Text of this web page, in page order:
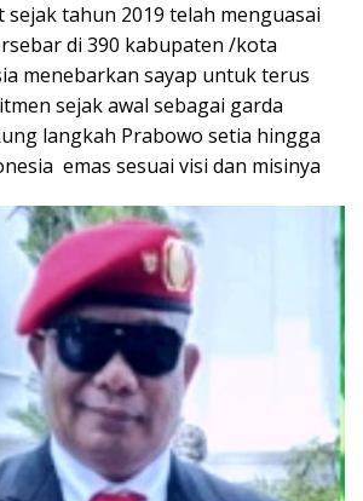
sejak tahun 2019 telah menguasai
di 390 kabupaten /kota
menebarkan sayap untuk terus
sejak awal sebagai garda
langkah Prabowo setia hingga
emas sesuai visi dan misinya